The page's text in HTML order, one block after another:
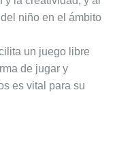
niño en el ámbito
un juego libre
de jugar y
es vital para su